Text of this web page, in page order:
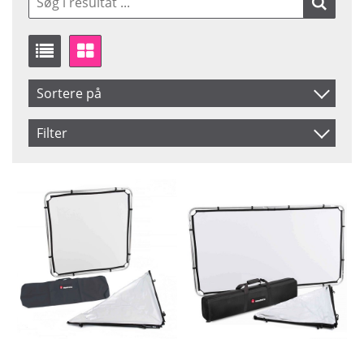
Sortere på
Produkt Kode
Filter
Large
White
Saldo
På lager
Ikke på lager